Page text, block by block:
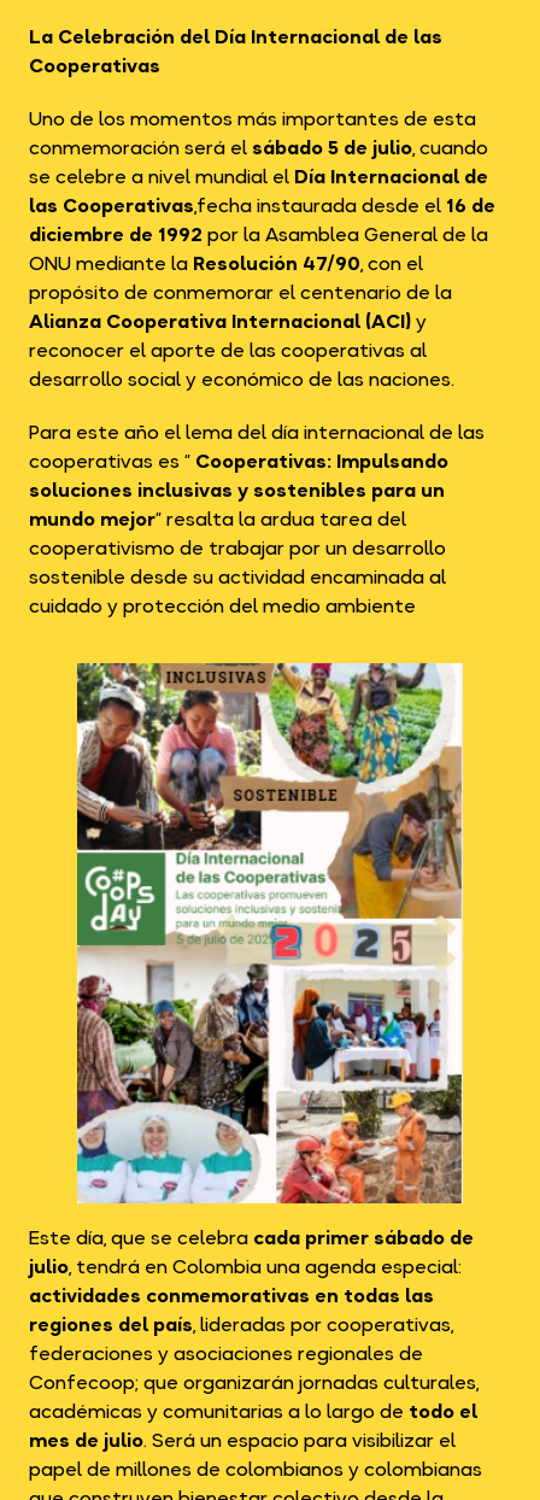
La Celebración del Día Internacional de las
Cooperativas
Uno de los momentos más importantes de esta
conmemoración será elsábado 5 de julio, cuando
se celebre a nivel mundial elDía Internacional de
las Cooperativas,fecha instaurada desde el16 de
diciembre de 1992por la Asamblea General de la
ONU mediante laResolución 47/90, con el
propósito de conmemorar el centenario de la
Alianza CooperativaInternacional (ACI)y
reconocer el aporte de las cooperativas al
desarrollo social y económico de las naciones.
Para este año el lema del día internacional de las
cooperativas es ”Cooperativas: Impulsando
soluciones inclusivas y sostenibles para un
mundo mejor” resalta la ardua tarea del
cooperativismo de trabajar por un desarrollo
sostenible desde su actividad encaminada al
cuidado y protección del medio ambiente
Este día, que se celebracada primer sábado de
julio, tendrá en Colombia una agenda especial:
actividades conmemorativas en todas las
regiones del país, lideradas por cooperativas,
federaciones y asociaciones regionales de
Confecoop; que organizarán jornadas culturales,
académicas y comunitarias a lo largo de todo el
mes de julio. Será un espacio para visibilizar el
papel de millones de colombianos y colombianas